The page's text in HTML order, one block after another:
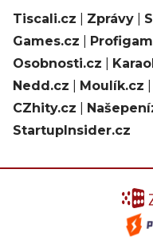
Tiscali.cz Zprávy
Games.cz
Osobnosti.cz
Nedd.cz
Moulík.cz
CZhity.cz
StartupInsider.cz